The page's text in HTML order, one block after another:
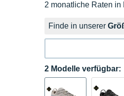
2 monatliche Raten in
Ohne Zusatzkosten
Finde in unserer
2 Modelle verfügbar: